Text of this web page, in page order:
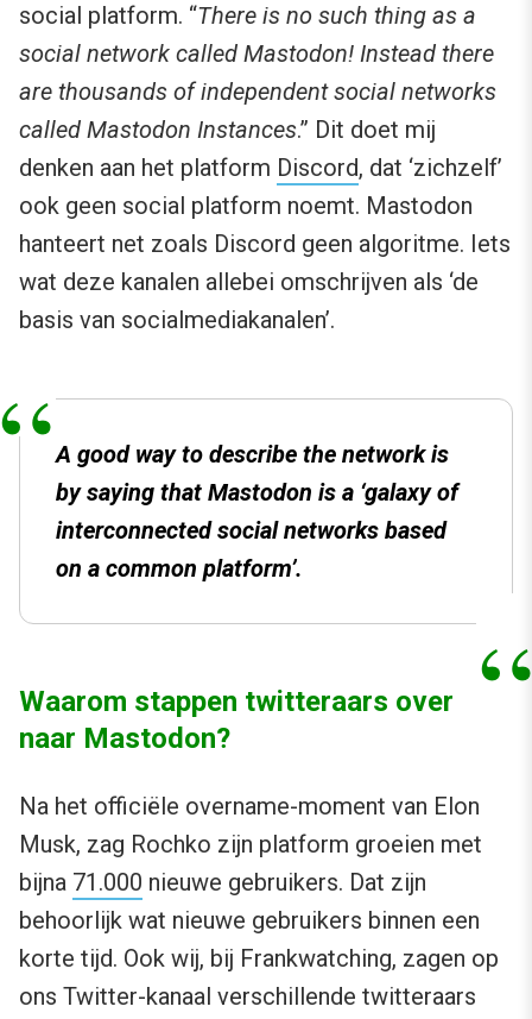
social platform. “There is no such thing as a
social network called Mastodon! Instead there
are thousands of independent social networks
called Mastodon Instances.” Dit doet mij
denken aan het platform Discord, dat ‘zichzelf’
ook geen social platform noemt. Mastodon
hanteert net zoals Discord geen algoritme. Iets
wat deze kanalen allebei omschrijven als ‘de
basis van socialmediakanalen’.
A good way to describe the network is
by saying that Mastodon is a ‘galaxy of
interconnected social networks based
on a common platform’.
Waarom stappen twitteraars over
naar Mastodon?
Na het officiële overname-moment van Elon
Musk, zag Rochko zijn platform groeien met
bijna 71.000 nieuwe gebruikers. Dat zijn
behoorlijk wat nieuwe gebruikers binnen een
korte tijd. Ook wij, bij Frankwatching, zagen op
ons Twitter-kanaal verschillende twitteraars